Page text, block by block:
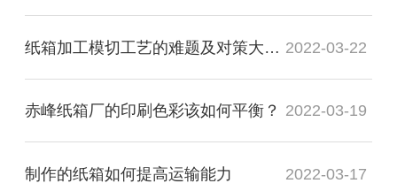
纸箱加工模切工艺的难题及对策大盘点 2022-03-22
赤峰纸箱厂的印刷色彩该如何平衡？ 2022-03-19
制作的纸箱如何提高运输能力 2022-03-17